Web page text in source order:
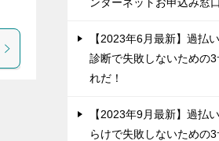
【2023年6月最新】過払
診断で失敗しないための3
れだ！
【2023年9月最新】過払
らけで失敗しないための3